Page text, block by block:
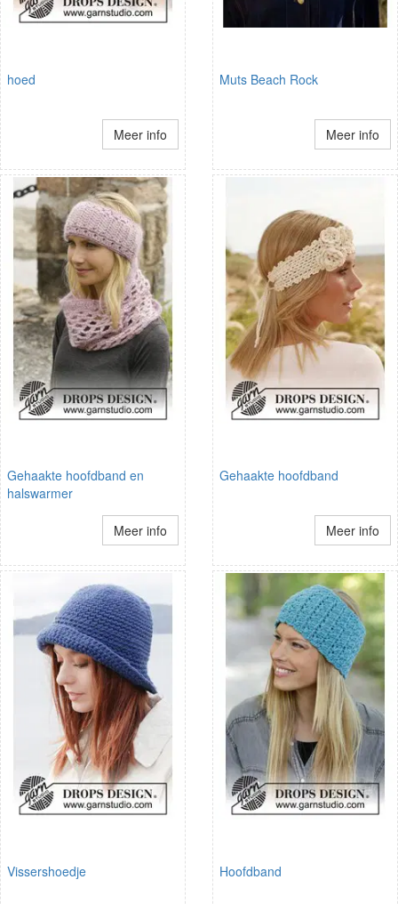
hoed
Meer info
Muts Beach Rock
Meer info
Gehaakte hoofdband en
halswarmer
Meer info
Gehaakte hoofdband
Meer info
Vissershoedje Hoofdband